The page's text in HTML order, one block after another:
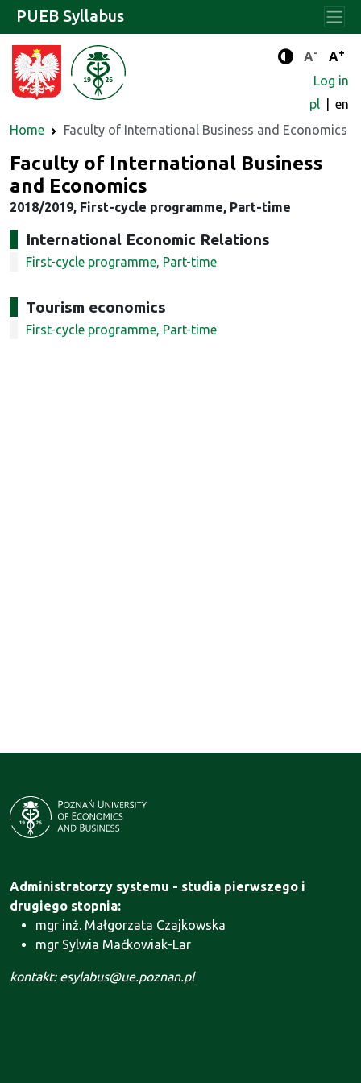
Enhanced
A- A+
Log in
pl
en
Home
Faculty of International Business and Economics
PUEB Syllabus
Faculty of International Business
and Economics
2018/2019, First-cycle programme, Part-time
International Economic Relations
First-cycle programme, Part-time
Tourism economics
First-cycle programme, Part-time
Administratorzy systemu - studia pierwszego i
drugiego stopnia:
mgr inż. Małgorzata Czajkowska
mgr Sylwia Maćkowiak-Lar
kontakt: esylabus@ue.poznan.pl